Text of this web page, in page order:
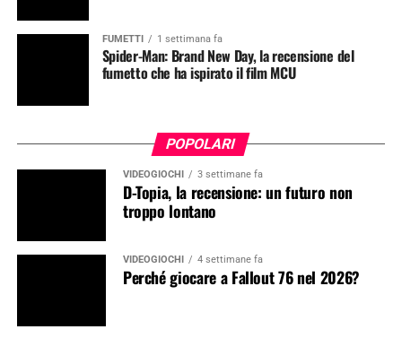
FUMETTI 1 settimana fa
Spider-Man: Brand New Day, la recensione del
fumetto che ha ispirato il film MCU
POPOLARI
VIDEOGIOCHI 3 settimane fa
D-Topia, la recensione: un futuro non
troppo lontano
VIDEOGIOCHI 4 settimane fa
Perché giocare a Fallout 76 nel 2026?